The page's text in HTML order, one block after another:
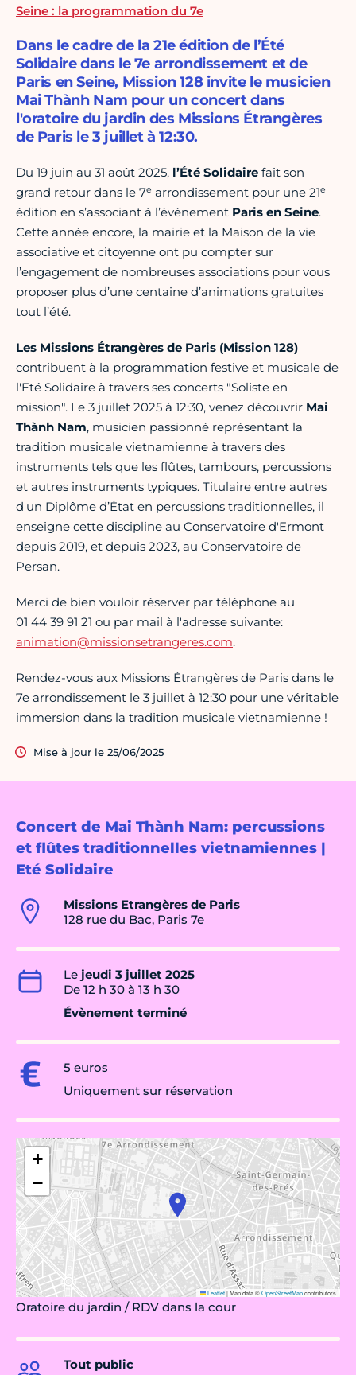
Concert de Mai Thành Nam: percussions
et flûtes traditionnelles vietnamiennes |
Eté Solidaire
Missions Etrangères de Paris
128 rue du Bac, Paris 7e
Le jeudi 3 juillet 2025
De 12 h 30 à 13 h 30
Évènement terminé
5 euros
Uniquement sur réservation
+
−
Leaflet|Map data ©OpenStreetMapcontributors
Oratoire du jardin / RDV dans la cour
Tout public
Seine : la programmation du 7e
Dans le cadre de la 21e édition de l’Été
Solidaire dans le 7e arrondissement et de
Paris en Seine, Mission 128 invite le musicien
Mai Thành Nam pour un concert dans
l'oratoire du jardin des Missions Étrangères
de Paris le 3 juillet à 12:30.
Du 19 juin au 31 août 2025, l’Été Solidaire fait son
grand retour dans le 7e arrondissement pour une 21e
édition en s’associant à l’événement Paris en Seine.
Cette année encore, la mairie et la Maison de la vie
associative et citoyenne ont pu compter sur
l’engagement de nombreuses associations pour vous
proposer plus d’une centaine d’animations gratuites
tout l’été.
Les Missions Étrangères de Paris (Mission 128)
contribuent à la programmation festive et musicale de
l'Eté Solidaire à travers ses concerts "Soliste en
mission". Le 3 juillet 2025 à 12:30, venez découvrir Mai
Thành Nam, musicien passionné représentant la
tradition musicale vietnamienne à travers des
instruments tels que les flûtes, tambours, percussions
et autres instruments typiques. Titulaire entre autres
d'un Diplôme d’État en percussions traditionnelles, il
enseigne cette discipline au Conservatoire d'Ermont
depuis 2019, et depuis 2023, au Conservatoire de
Persan.
Merci de bien vouloir réserver par téléphone au
01 44 39 91 21 ou par mail à l'adresse suivante:
animation@missionsetrangeres.com.
Rendez-vous aux Missions Étrangères de Paris dans le
7e arrondissement le 3 juillet à 12:30 pour une véritable
immersion dans la tradition musicale vietnamienne !
Mise à jour le 25/06/2025